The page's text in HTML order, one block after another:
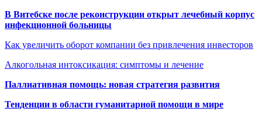
В Витебске после реконструкции открыт лечебный корпус
инфекционной больницы
Как увеличить оборот компании без привлечения инвесторов
Алкогольная интоксикация: симптомы и лечение
Паллиативная помощь: новая стратегия развития
Тенденции в области гуманитарной помощи в мире